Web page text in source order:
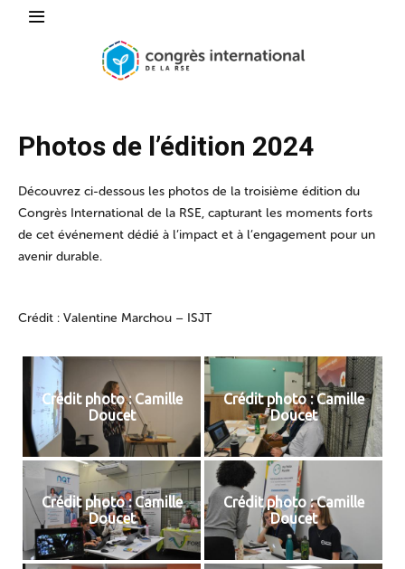
Photos de l’édition 2024
Découvrez ci-dessous les photos de la troisième édition du
Congrès International de la RSE, capturant les moments forts
de cet événement dédié à l’impact et à l’engagement pour un
avenir durable.
Crédit : Valentine Marchou – ISJT
Crédit photo : Camille
Doucet
Crédit photo : Camille
Doucet
Crédit photo : Camille
Doucet
Crédit photo : Camille
Doucet